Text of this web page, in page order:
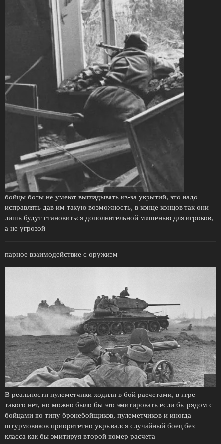
бойцы боты не умеют выглядывать из-за укрытий, это надо
исправлять дав им такую возможность, в конце концов так они
лишь будут становиться дополнительной мишенью для игроков,
а не угрозой
парное взаимодействие с оружием
В реальности пулеметчики ходили в бой расчетами, в игре
такого нет, но можно было бы это эмитировать если бы рядом с
бойцами по типу бронебойщиков, пулеметчиков и иногда
штурмовиков приоритетно укрывался случайный боец без
класса как бы эмитируя второй номер расчета